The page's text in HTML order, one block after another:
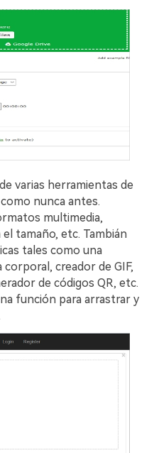
varias herramientas de
nunca antes.
multimedia,
tamaño, etc. Tambián
tales como una
corporal, creador de GIF,
de códigos QR, etc.
función para arrastrar y